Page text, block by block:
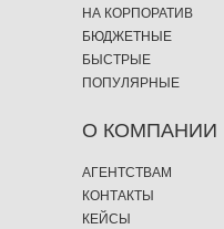
О КОМПАНИИ
НА КОРПОРАТИВ
БЮДЖЕТНЫЕ
БЫСТРЫЕ
ПОПУЛЯРНЫЕ
АГЕНТСТВАМ
КОНТАКТЫ
КЕЙСЫ